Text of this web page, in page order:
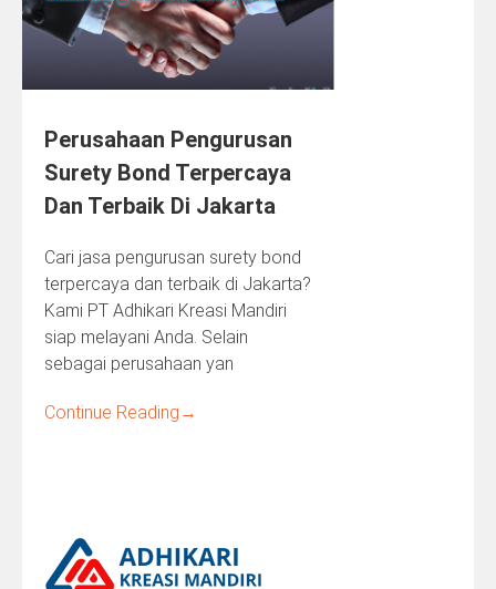
Perusahaan Pengurusan
Surety Bond Terpercaya
Dan Terbaik Di Jakarta
Cari jasa pengurusan surety bond
terpercaya dan terbaik di Jakarta?
Kami PT Adhikari Kreasi Mandiri
siap melayani Anda. Selain
sebagai perusahaan yan
Continue Reading →